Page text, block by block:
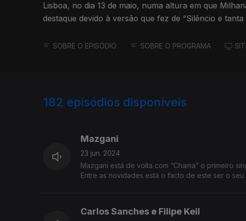
Lisboa, no dia 13 de maio, numa altura em que
destaque devido à versão que fez de “Silêncio e tanta
SOBRE O EPISÓDIO SOBRE O PROGRAMA
182 episódios disponíveis
Mazgani
23 jun. 2024
Mazgani está de volta com “Chama” o primeiro
Entre as novidades está o facto de este ser o
Carlos Sanches e Filipe Keil